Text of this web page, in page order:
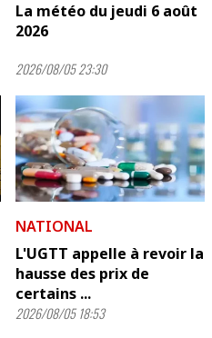
La météo du jeudi 6 août
2026
2026/08/05 23:30
NATIONAL
L'UGTT appelle à revoir la
hausse des prix de
certains ...
2026/08/05 18:53